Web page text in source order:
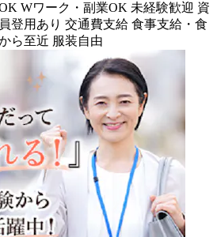
Wワーク・副業OK 未経験歓迎 資
登用あり 交通費支給 食事支給・食
ら至近 服装自由